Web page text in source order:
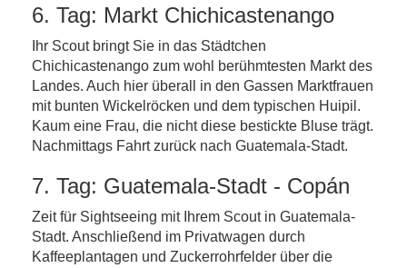
6. Tag: Markt Chichicastenango
Ihr Scout bringt Sie in das Städtchen
Chichicastenango zum wohl berühmtesten Markt des
Landes. Auch hier überall in den Gassen Marktfrauen
mit bunten Wickelröcken und dem typischen Huipil.
Kaum eine Frau, die nicht diese bestickte Bluse trägt.
Nachmittags Fahrt zurück nach Guatemala-Stadt.
7. Tag: Guatemala-Stadt - Copán
Zeit für Sightseeing mit Ihrem Scout in Guatemala-
Stadt. Anschließend im Privatwagen durch
Kaffeeplantagen und Zuckerrohrfelder über die